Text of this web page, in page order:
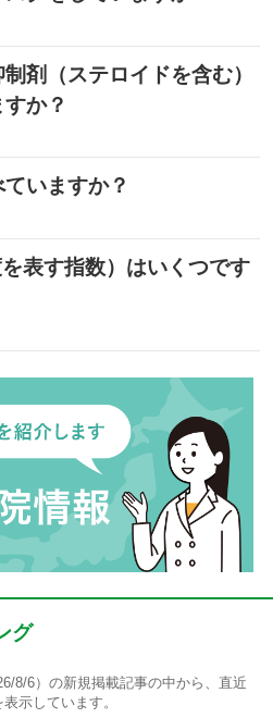
剤（ステロイドを含む）
か？
いますか？
表す指数）はいくつです
グ
8/6）の新規掲載記事の中から、直近
示しています。